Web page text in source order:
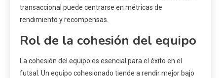
transaccional puede centrarse en métricas de
rendimiento y recompensas.
Rol de la cohesión del equipo
La cohesión del equipo es esencial para el éxito en el
futsal. Un equipo cohesionado tiende a rendir mejor bajo